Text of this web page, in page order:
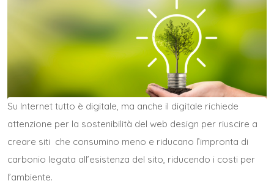
Su Internet tutto è digitale, ma anche il digitale richiede
attenzione per la sostenibilità del web design per riuscire a
creare siti che consumino meno e riducano l’impronta di
carbonio legata all’esistenza del sito, riducendo i costi per
l’ambiente.